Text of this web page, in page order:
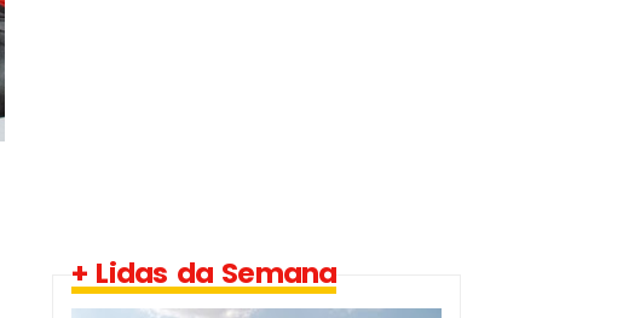
+ Lidas da Semana